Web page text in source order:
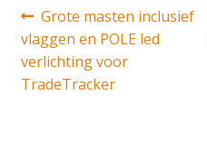
Bericht
navigatie
Vorig
bericht:
Grote masten inclusief
vlaggen en POLE led
verlichting voor
TradeTracker